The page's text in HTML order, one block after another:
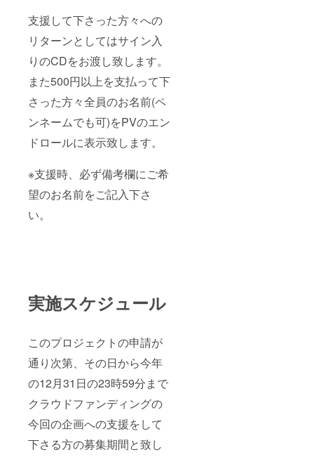
支援して下さった方々への
リターンとしてはサイン入
りのCDをお渡し致します。
また500円以上を支払って下
さった方々全員のお名前(ペ
ンネームでも可)をPVのエン
ドロールに表示致します。
※支援時、必ず備考欄にご希
望のお名前をご記入下さ
い。
実施スケジュール
このプロジェクトの申請が
通り次第、その日から今年
の12月31日の23時59分まで
クラウドファンディングの
今回の企画への支援をして
下さる方の募集期間と致し